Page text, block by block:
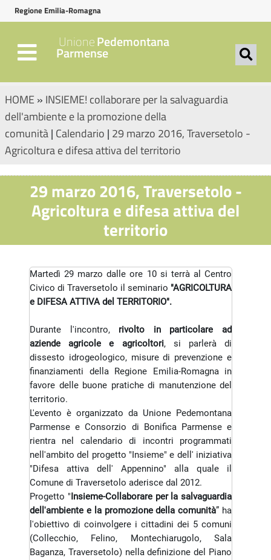
Regione Emilia-Romagna
UnionePedemontana
Parmense
HOME » INSIEME! collaborare per la salvaguardia
dell'ambiente e la promozione della
comunità| Calendario | 29 marzo 2016, Traversetolo -
Agricoltura e difesa attiva del territorio
29 marzo 2016, Traversetolo -
Agricoltura e difesa attiva del
territorio
Martedì 29 marzo dalle ore 10 si terrà al Centro
Civico di Traversetolo il seminario "AGRICOLTURA
e DIFESA ATTIVA del TERRITORIO".
Durante l'incontro, rivolto in particolare ad
aziende agricole e agricoltori, si parlerà di
dissesto idrogeologico, misure di prevenzione e
finanziamenti della Regione Emilia-Romagna in
favore delle buone pratiche di manutenzione del
territorio.
L'evento è organizzato da Unione Pedemontana
Parmense e Consorzio di Bonifica Parmense e
rientra nel calendario di incontri programmati
nell'ambito del progetto "Insieme" e dell' iniziativa
"Difesa attiva dell' Appennino" alla quale il
Comune di Traversetolo aderisce dal 2012.
Progetto "Insieme-Collaborare per la salvaguardia
dell'ambiente e la promozione della comunità” ha
l'obiettivo di coinvolgere i cittadini dei 5 comuni
(Collecchio, Felino, Montechiarugolo, Sala
Baganza, Traversetolo) nella definizione del Piano